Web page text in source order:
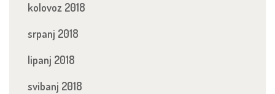
kolovoz 2018
srpanj 2018
lipanj 2018
svibanj 2018